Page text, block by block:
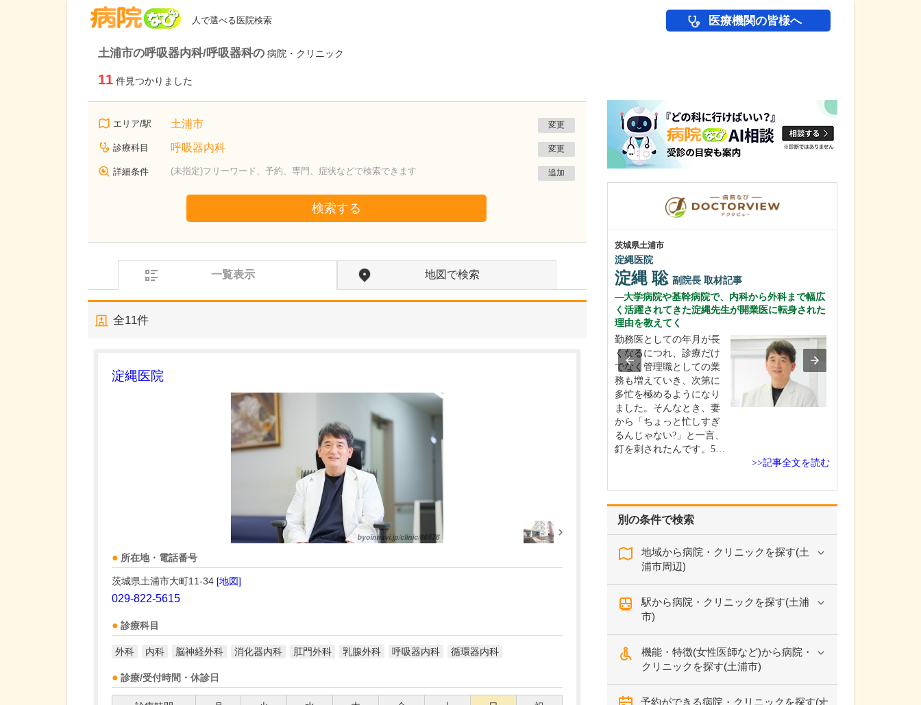
人で選べる医院検索 医療機関の皆様へ
土浦市の呼吸器内科/呼吸器科の 病院・クリニック
11 件見つかりました
エリア/駅 土浦市 変更
診療科目 呼吸器内科 変更
詳細条件 (未指定)フリーワード、予約、専門、症状などで検索できます 追加
検索する
一覧表示 地図で検索
全11件
淀縄医院
所在地・電話番号
茨城県土浦市大町11-34 [地図]
029-822-5615
診療科目
外科 内科 脳神経外科 消化器内科 肛門外科 乳腺外科 呼吸器内科 循環器内科
診療/受付時間・休診日
別の条件で検索
地域から病院・クリニックを探す(土
浦市周辺)
駅から病院・クリニックを探す(土浦
市)
機能・特徴(女性医師など)から病院・
クリニックを探す(土浦市)
予約ができる病院・クリニックを探す(土
茨城県土浦市
淀縄医院
淀縄 聡 副院長 取材記事
大学病院や基幹病院で、内科から外科まで幅広
く活躍されてきた淀縄先生が開業医に転身された
理由を教えてく
勤務医としての年月が長
くなるにつれ、診療だけ
でなく管理職としての業
務も増えていき、次第に
多忙を極めるようになり
ました。そんなとき、妻
から「ちょっと忙しすぎ
るんじゃない?」と一言、
釘を刺されたんです。5…
>>記事全文を読む
群馬県前橋市
前橋フォレスト内科外科クリニック
石﨑 嘉宏院長
いと考えており、そのた
めに、患者さんの話をよ
く聴くことを心がけてい
ます。その上で、お一